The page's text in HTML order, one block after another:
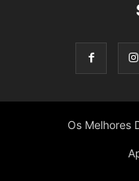
Os Melhores